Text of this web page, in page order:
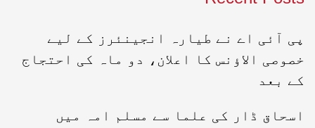
پی آئی اے نے طیارہ انجینئرز کے لیے
خصوصی الاؤنس کا اعلان، دو ماہ کی احتجاج
کے بعد
اسحاق ڈار کی علما سے مسلم امہ میں